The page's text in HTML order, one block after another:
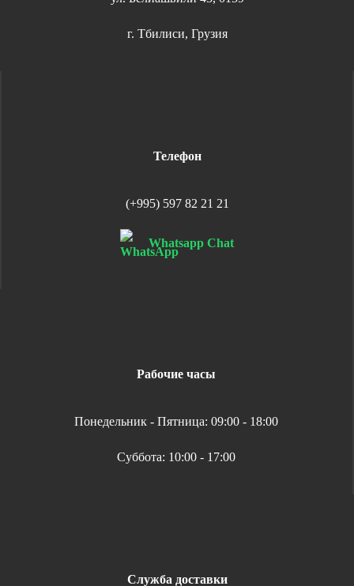
г. Тбилиси, Грузия
Телефон
(+995) 597 82 21 21
Whatsapp Chat
Рабочие часы
Понедельник - Пятница: 09:00 - 18:00
Суббота: 10:00 - 17:00
Служба доставки